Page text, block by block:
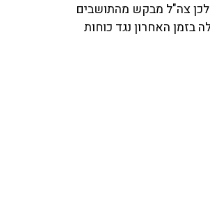
צה"ל מבקש מהתושבים
האחרון נגד כוחות